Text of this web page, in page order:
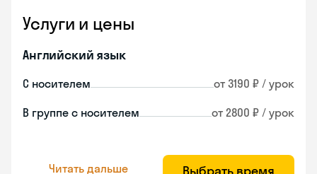
Услуги и цены
Английский язык
С носителем от 3190 ₽ / урок
В группе с носителем от 2800 ₽ / урок
Читать дальше